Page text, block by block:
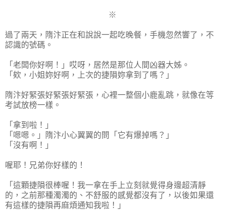
※
過了兩天，隋汴正在和說說一起吃晚餐，手機忽然響了，不
認識的號碼。
「老闆你好啊！」哎呀，居然是那位人間凶器大姊。
「欸，小姐妳好啊，上次的捷隕妳拿到了嗎？」
隋汴好緊張好緊張好緊張，心裡一整個小鹿亂跳，就像在等
考試放榜一樣。
「拿到啦！」
「嗯嗯。」隋汴小心翼翼的問「它有爆掉嗎？」
「沒有啊！」
喔耶！兄弟你好樣的！
「這顆捷隕很棒喔！我一拿在手上立刻就覺得身邊超清靜
的，之前那種濁濁的、不舒服的感覺都沒有了，以後如果還
有這樣的捷隕再麻煩通知我啦！」